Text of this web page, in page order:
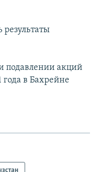
акций
года в Бахрейне